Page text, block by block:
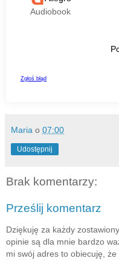
Maria o 07:00
Udostępnij
Brak komentarzy:
Prześlij komentarz
Dziękuję za każdy
opinie są dla mnie bardzo
mi swój adres to obiecuję, że